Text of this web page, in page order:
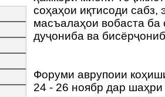
соҳаҳои иқтисоди сабз,
масъалаҳои вобаста ба
дуҷониба ва
Форуми аврупоии
24 - 26 ноябр дар